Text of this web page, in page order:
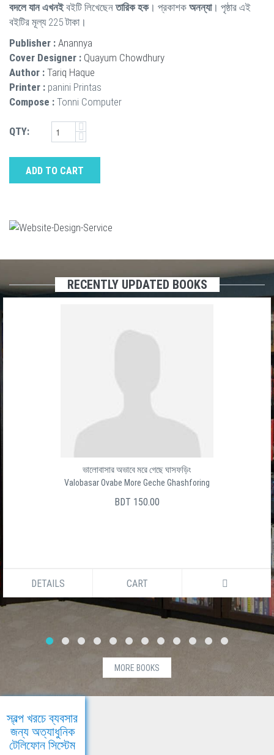
বদলে যান এখনইবইটি লিখেছেনতারিক হক। প্রকাশক অনন্যা। পৃষ্ঠার এই
বইটির মূল্য 225 টাকা।
Publisher : Anannya
Cover Designer : Quayum Chowdhury
Author : Tariq Haque
Printer : panini Printas
Compose : Tonni Computer
QTY:
ADD TO CART
RECENTLY UPDATED BOOKS
ভালোবাসার অভাবে মরে গেছে ঘাসফড়িং
Valobasar Ovabe More Geche Ghashforing
BDT 150.00
DETAILS CART
MORE BOOKS
স্বল্প খরচে ব্যবসার
জন্য অত্যাধুনিক
টেলিফোন সিস্টেম